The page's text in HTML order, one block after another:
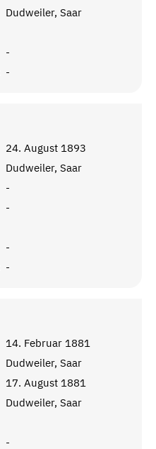
Dudweiler, Saar
-
-
24. August 1893
Dudweiler, Saar
-
-
-
-
14. Februar 1881
Dudweiler, Saar
17. August 1881
Dudweiler, Saar
-